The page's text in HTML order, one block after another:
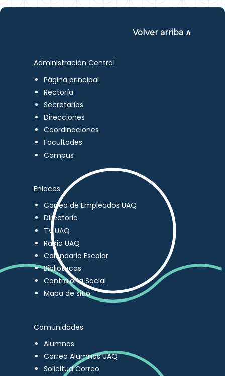
Volver arriba ∧
Administración Central
Página principal
Rectoría
Secretarios
Direcciones
Coordinaciones
Facultades
Campus
Enlaces
Correo de Empleados UAQ
Directorio
TV UAQ
Radio UAQ
Calendario Escolar
Bibliotecas
Contraloría Social
Mapa de sitio
Comunidades
Alumnos
Correo Alumnos UAQ
Solicitud Correo